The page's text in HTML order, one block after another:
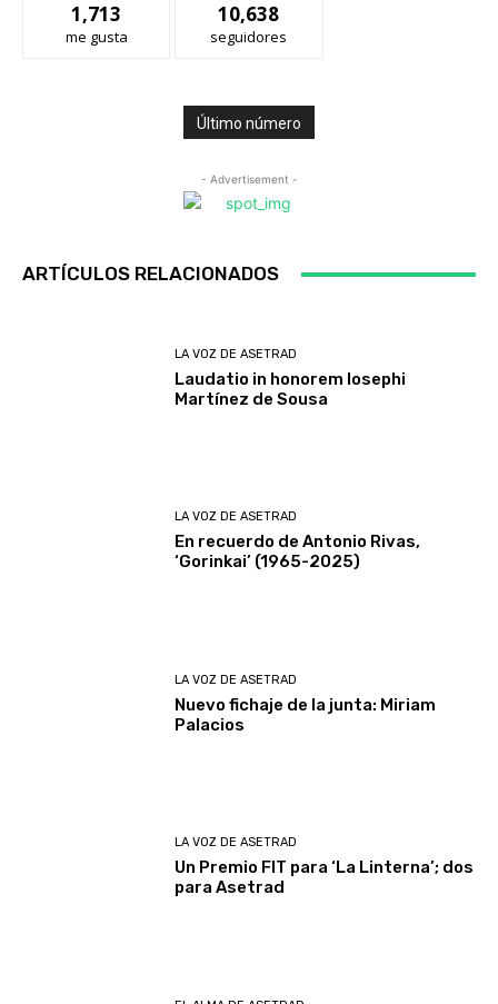
1,713
me gusta
10,638
seguidores
Último número
- Advertisement -
ARTÍCULOS RELACIONADOS
LA VOZ DE ASETRAD
Laudatio in honorem Iosephi
Martínez de Sousa
LA VOZ DE ASETRAD
En recuerdo de Antonio Rivas,
‘Gorinkai’ (1965-2025)
LA VOZ DE ASETRAD
Nuevo fichaje de la junta: Miriam
Palacios
LA VOZ DE ASETRAD
Un Premio FIT para ‘La Linterna’; dos
para Asetrad